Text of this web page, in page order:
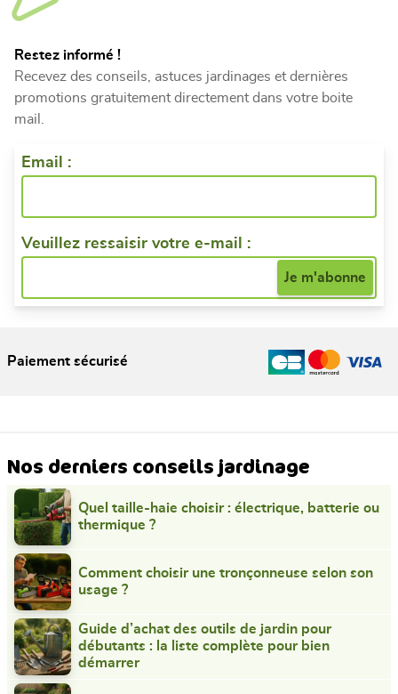
Restez informé !
Recevez des conseils, astuces jardinages et dernières
promotions gratuitement directement dans votre boite
mail.
Email :
Veuillez ressaisir votre e-mail :
Paiement sécurisé
Nos derniers conseils jardinage
Quel taille-haie choisir : électrique, batterie ou
thermique ?
Comment choisir une tronçonneuse selon son
usage ?
Guide d’achat des outils de jardin pour
débutants : la liste complète pour bien
démarrer